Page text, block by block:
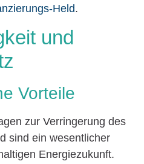
Held.
und
Vorteile
zur Verringerung des
sind ein wesentlicher
Energiezukunft.